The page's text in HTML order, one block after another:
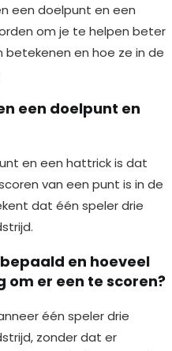
een doelpunt en een
om je te helpen beter
en hoe ze in de
een doelpunt en
en een hattrick is dat
van een punt is in de
dat één speler drie
en hoeveel
om er een te scoren?
één speler drie
zonder dat er